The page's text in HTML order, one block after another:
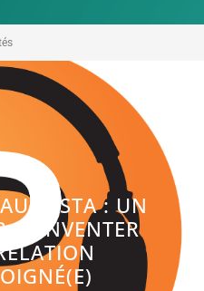
: UN
RÉINVENTER